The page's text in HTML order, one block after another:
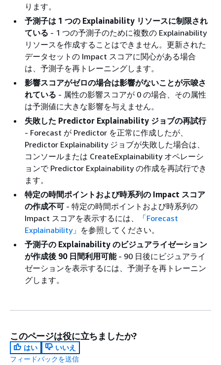
ります。
予測子は 1 つの Explainability リソースに制限され
ている - 1 つの予測子のために複数の Explainability
リソースを作成することはできません。更新された
データセットの Impact スコアに関心がある場合
は、予測子を再トレーニングします。
影響スコアがゼロの場合は影響がないことが示唆さ
れている - 属性の影響スコアが 0 の場合、その属性
は予測値に大きな影響を与えません。
失敗した Predictor Explainability ジョブの再試行
- Forecast が Predictor を正常に作成したが、
Predictor Explainability ジョブが失敗した場合は、
コンソールまたは CreateExplainability オペレーシ
ョンで Predictor Explainability の作成を再試行でき
ます。
特定の時間ポイントおよび時系列の Impact スコア
の作成不可 - 特定の時間ポイントおよび時系列の
Impact スコアを表示するには、「Forecast
Explainability」を参照してください。
予測子の Explainability のビジュアライゼーション
が作成後 90 日間利用可能- 90 日後にビジュアライ
ゼーションを表示するには、予測子を再トレーニン
グします。
このページは役に立ちましたか?
はい
いいえ
フィードバックを送信